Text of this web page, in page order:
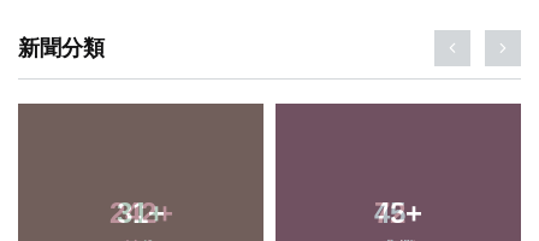
新聞分類
31+ 45+